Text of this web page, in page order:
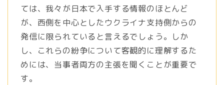
ては、我々が日本で入手する情報のほとんど
が、西側を中心としたウクライナ支持側からの
発信に限られていると言えるでしょう。しか
し、これらの紛争について客観的に理解するた
めには、当事者両方の主張を聞くことが重要で
す。